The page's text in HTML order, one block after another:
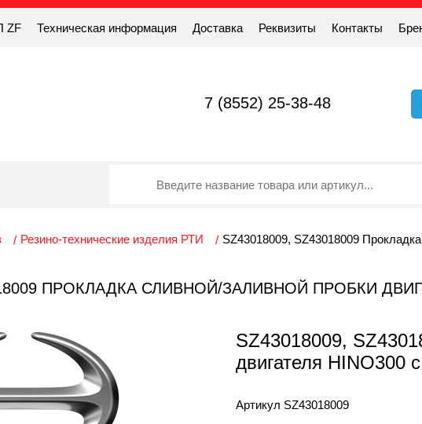
ZF Техническая информация Доставка Реквизиты Контакты
7 (8552) 25-38-48
Резино-технические изделия РТИ SZ43018009, SZ43018009
ПРОКЛАДКА СЛИВНОЙ/ЗАЛИВНОЙ ПРОБКИ
SZ43018009,
двигателя HINO300
Артикул SZ43018009